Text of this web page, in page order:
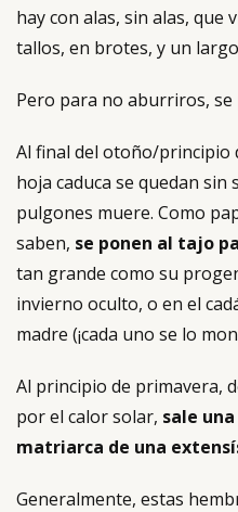
hay con alas, sin alas, que
tallos, en brotes, y un
Pero para no aburriros,
Al final del otoño/principio
hoja caduca se quedan sin
pulgones muere. Como
saben, se ponen al tajo
tan grande como su
invierno oculto, o en el
madre (¡cada uno se lo
Al principio de primavera,
por el calor solar, sale
matriarca de una
Generalmente, estas